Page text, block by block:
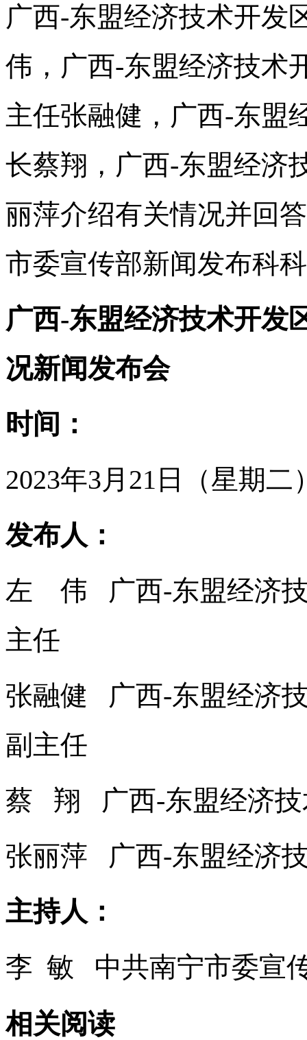
广西-东盟经济技术开发
伟，广西-东盟经济技术
主任张融健，广西-东盟
长蔡翔，广西-东盟经济
丽萍介绍有关情况并回
市委宣传部新闻发布科
广西-东盟经济技术开发
况新闻发布会
时间：
2023年3月21日（星期二
发布人：
左 伟 广西-东盟经济技
主任
张融健 广西-东盟经济
副主任
蔡 翔 广西-东盟经济技
张丽萍 广西-东盟经济
主持人：
李 敏 中共南宁市委宣
相关阅读